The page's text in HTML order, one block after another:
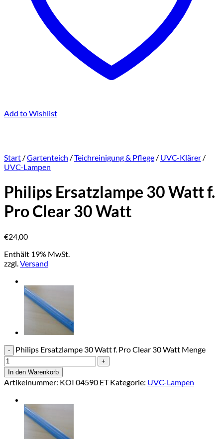
Add to Wishlist
Start /Gartenteich /Teichreinigung & Pflege / UVC-Klärer /
UVC-Lampen
Philips Ersatzlampe 30 Watt f.
Pro Clear 30 Watt
€24,00
Enthält 19% MwSt.
zzgl.Versand
Philips Ersatzlampe 30 Watt f. Pro Clear 30 Watt Menge
In den Warenkorb
Artikelnummer: KOI 04590 ET Kategorie: UVC-Lampen